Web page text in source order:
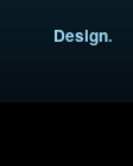
Design.